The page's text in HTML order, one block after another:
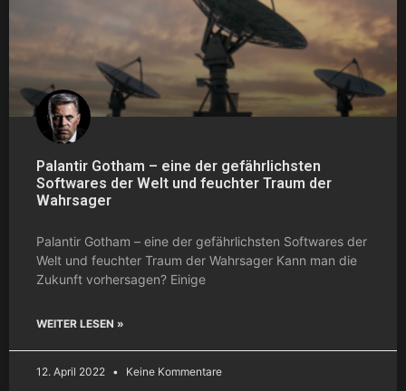
Palantir Gotham – eine der gefährlichsten
Softwares der Welt und feuchter Traum der
Wahrsager
Palantir Gotham – eine der gefährlichsten Softwares der
Welt und feuchter Traum der Wahrsager Kann man die
Zukunft vorhersagen? Einige
WEITER LESEN »
12. April 2022 Keine Kommentare